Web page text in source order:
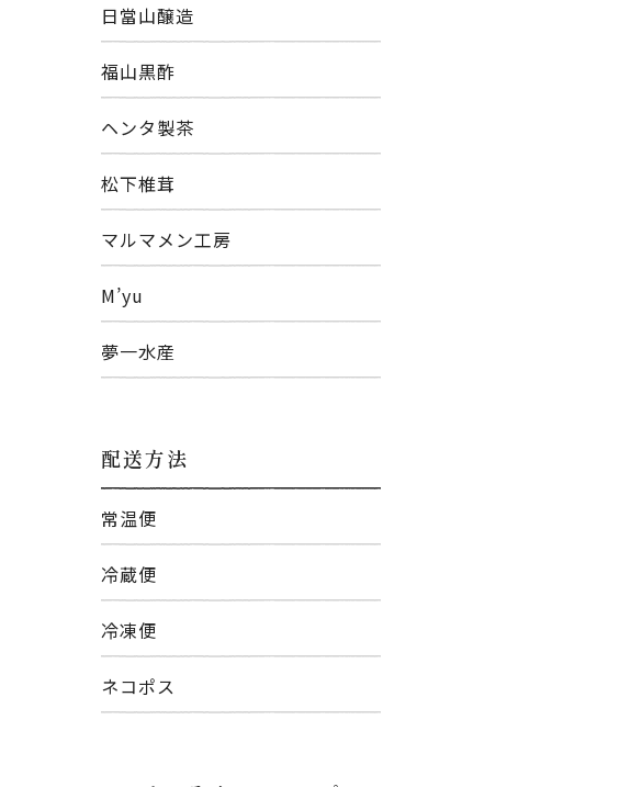
日當山醸造
福山黒酢
ヘンタ製茶
松下椎茸
マルマメン工房
M’yu
夢一水産
配送方法
常温便
冷蔵便
冷凍便
ネコポス